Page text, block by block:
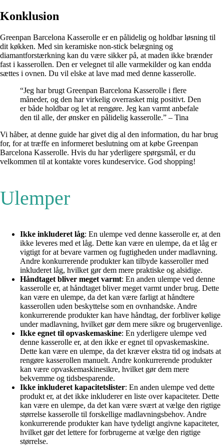
Konklusion
Greenpan Barcelona Kasserolle er en pålidelig og holdbar løsning til
dit køkken. Med sin keramiske non-stick belægning og
diamantforstærkning kan du være sikker på, at maden ikke brænder
fast i kasserollen. Den er velegnet til alle varmekilder og kan endda
sættes i ovnen. Du vil elske at lave mad med denne kasserolle.
“Jeg har brugt Greenpan Barcelona Kasserolle i flere
måneder, og den har virkelig overrasket mig positivt. Den
er både holdbar og let at rengøre. Jeg kan varmt anbefale
den til alle, der ønsker en pålidelig kasserolle.” – Tina
Vi håber, at denne guide har givet dig al den information, du har brug
for, for at træffe en informeret beslutning om at købe Greenpan
Barcelona Kasserolle. Hvis du har yderligere spørgsmål, er du
velkommen til at kontakte vores kundeservice. God shopping!
Ulemper
Ikke inkluderet låg: En ulempe ved denne kasserolle er, at den
ikke leveres med et låg. Dette kan være en ulempe, da et låg er
vigtigt for at bevare varmen og fugtigheden under madlavning.
Andre konkurrerende produkter kan tilbyde kasseroller med
inkluderet låg, hvilket gør dem mere praktiske og alsidige.
Håndtaget bliver meget varmt: En anden ulempe ved denne
kasserolle er, at håndtaget bliver meget varmt under brug. Dette
kan være en ulempe, da det kan være farligt at håndtere
kasserollen uden beskyttelse som en ovnhandske. Andre
konkurrerende produkter kan have håndtag, der forbliver kølige
under madlavning, hvilket gør dem mere sikre og brugervenlige.
Ikke egnet til opvaskemaskine: En yderligere ulempe ved
denne kasserolle er, at den ikke er egnet til opvaskemaskine.
Dette kan være en ulempe, da det kræver ekstra tid og indsats at
rengøre kasserollen manuelt. Andre konkurrerende produkter
kan være opvaskemaskinesikre, hvilket gør dem mere
bekvemme og tidsbesparende.
Ikke inkluderet kapacitetslister: En anden ulempe ved dette
produkt er, at det ikke inkluderer en liste over kapaciteter. Dette
kan være en ulempe, da det kan være svært at vælge den rigtige
størrelse kasserolle til forskellige madlavningsbehov. Andre
konkurrerende produkter kan have tydeligt angivne kapaciteter,
hvilket gør det lettere for forbrugerne at vælge den rigtige
størrelse.